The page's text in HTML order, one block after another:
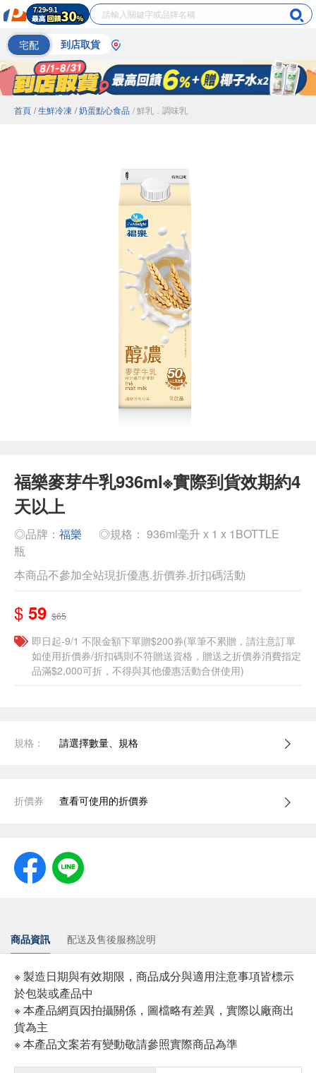
宅配 到店取貨
首頁 / 生鮮冷凍 / 奶蛋點心食品 / 鮮乳．調味乳
福樂麥芽牛乳936ml※實際到貨效期約4
天以上
◎品牌： 福樂
◎規格： 936ml毫升 x 1 x 1BOTTLE
瓶
本商品不參加全站現折優惠.折價券.折扣碼活動
$ 59 $65
即日起-9/1 不限金額下單贈$200券(單筆不累贈，請注意訂單
如使用折價券/折扣碼則不符贈送資格，贈送之折價券消費指定
品滿$2,000可折，不得與其他優惠活動合併使用)
規格： 請選擇數量、規格
折價券 查看可使用的折價券
商品資訊 配送及售後服務說明
※ 製造日期與有效期限，商品成分與適用注意事項皆標示
於包裝或產品中
※ 本產品網頁因拍攝關係，圖檔略有差異，實際以廠商出
貨為主
※ 本產品文案若有變動敬請參照實際商品為準